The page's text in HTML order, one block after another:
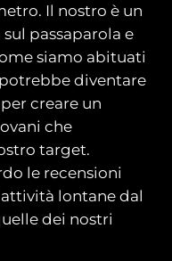
Il nostro è un
passaparola e
siamo abituati
diventare
creare un
che
target.
le recensioni
lontane dal
dei nostri